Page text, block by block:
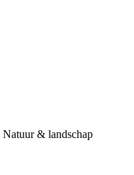
Natuur & landschap